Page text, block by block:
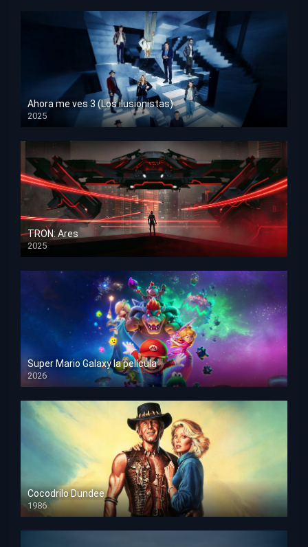
Ahora me ves 3 (Los ilusionistas)
2025
HD 1080p
TRON: Ares
2025
HD 1080p
Super Mario Galaxy la película
2026
HD 1080p
Cocodrilo Dundee
1986
HD 1080p